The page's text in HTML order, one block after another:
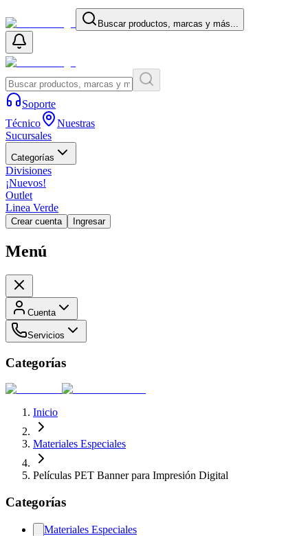
Buscar productos, marcas y más...
Soporte
Técnico
Nuestras
Sucursales
Categorías
Divisiones
¡Nuevos!
Outlet
Linea Verde
Crear cuenta Ingresar
Menú
Cuenta
Servicios
Categorías
Inicio
Materiales Especiales
Películas PET Banner para Impresión Digital
Categorías
Materiales Especiales